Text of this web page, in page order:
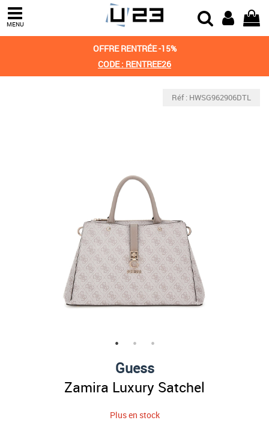
MENU
OFFRE RENTRÉE -15%
CODE : RENTREE26
Réf : HWSG962906DTL
Guess
Zamira Luxury Satchel
Plus en stock